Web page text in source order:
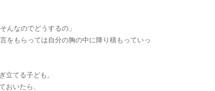
んなのでどうするの」
をもらっては自分の胸の中に降り積もっていっ
立てる子ども。
おいたら、